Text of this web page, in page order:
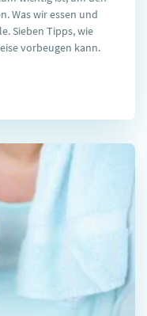
Was wir essen und
Sieben Tipps, wie
vorbeugen kann.